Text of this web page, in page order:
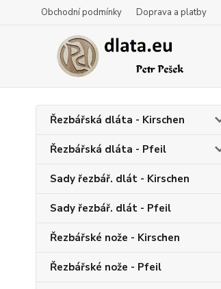
Obchodní podmínky Doprava a platby
Řezbářská dláta - Kirschen
Řezbářská dláta - Pfeil
Sady řezbář. dlát - Kirschen
Sady řezbář. dlát - Pfeil
Řezbářské nože - Kirschen
Řezbářské nože - Pfeil